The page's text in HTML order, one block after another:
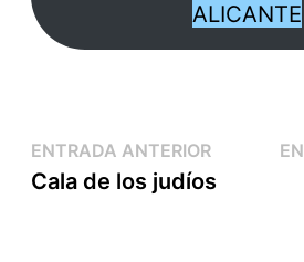
ALICANTE
ENTRADA ANTERIOR
Cala de los judíos